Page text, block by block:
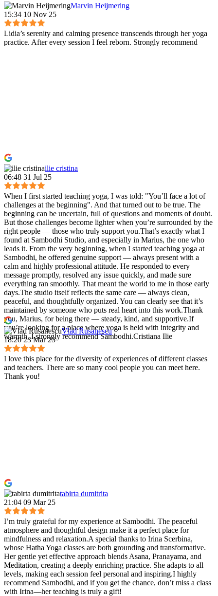
Marvin Heijmering
15:34 10 Nov 25
Lidia’s serenity and calming presence transcends through her yoga
practice. After every session I feel reborn. Strongly recommend
ilie cristina
06:48 31 Jul 25
When I first started teaching yoga, I was told: "You’ll face a lot of
challenges at the beginning". And that turned out to be true. The
beginning can be uncertain, full of questions and moments of doubt.
But those challenges become lighter when you’re surrounded by the
right people — those who truly support you.That’s exactly what I
found at Sambodhi Studio, and especially in Marius, the one who
leads it. From the very beginning, when I started teaching yoga at
Sambodhi, he offered genuine support — always present with a
calm and highly professional attitude. He responded to every
message promptly, resolved any issue quickly, and made sure
everything ran smoothly. That meant the world to me in those early
days.The studio itself reflects the same care — always clean,
peaceful, and thoughtfully organized. You can clearly see that it’s
maintained by someone who puts real heart into this work.Thank
you, Marius, for being there — steady, kind, and supportive.If
you’re looking for a place where yoga is held with integrity and
warmth, I strongly recommend Sambodhi.Cristiana Ilie
Vlad Rusanescu
18:20 23 Mar 25
I love this place for the diversity of experiences of different classes
and teachers. There are so many cool people you can meet here.
Thank you!
tabirta dumitrita
21:04 09 Mar 25
I’m truly grateful for my experience at Sambodhi. The peaceful
atmosphere and thoughtful design make it a perfect place for
mindfulness and relaxation.A special thanks to Irina Scerbina,
whose Hatha Yoga classes are both grounding and transformative.
Her gentle yet effective approach blends Asana, Pranayama, and
Meditation, creating a deeply enriching practice. She adapts to all
levels, making each session feel personal and inspiring.I highly
recommend Sambodhi, and if you get the chance, don’t miss a class
with Irina—her teaching is truly a gift!